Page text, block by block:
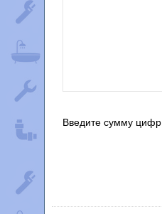
Введите сумму цифр